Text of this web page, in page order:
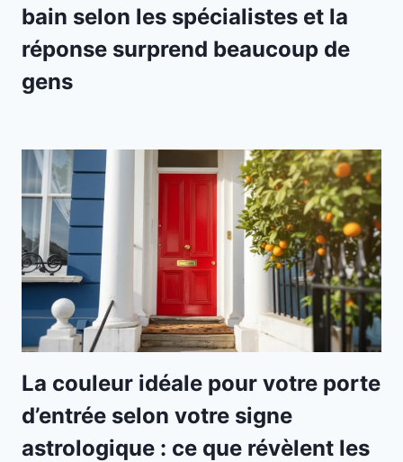
bain selon les spécialistes et la
réponse surprend beaucoup de
gens
La couleur idéale pour votre porte
d’entrée selon votre signe
astrologique : ce que révèlent les